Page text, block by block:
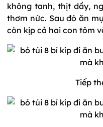
không tanh, thịt dầy,
thơm nức. Sau đó ăn
còn kịp cả hai con tôm
Tiếp